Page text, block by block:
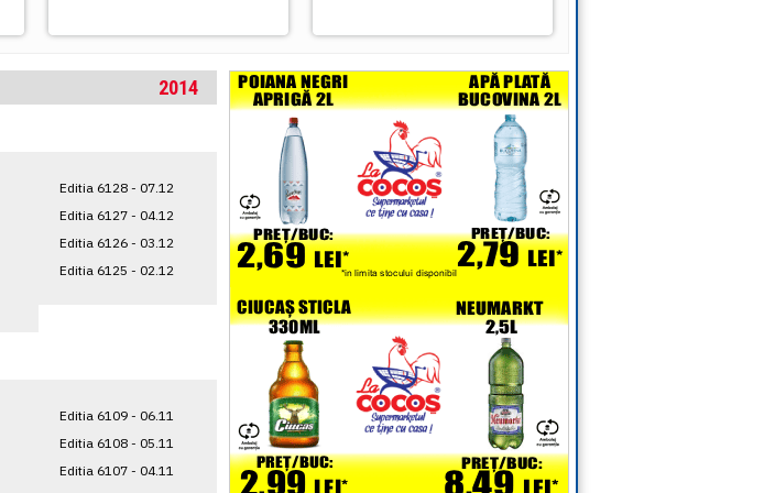
2014
Editia 6128 - 07.12
Editia 6127 - 04.12
Editia 6126 - 03.12
Editia 6125 - 02.12
Editia 6109 - 06.11
Editia 6108 - 05.11
Editia 6107 - 04.11